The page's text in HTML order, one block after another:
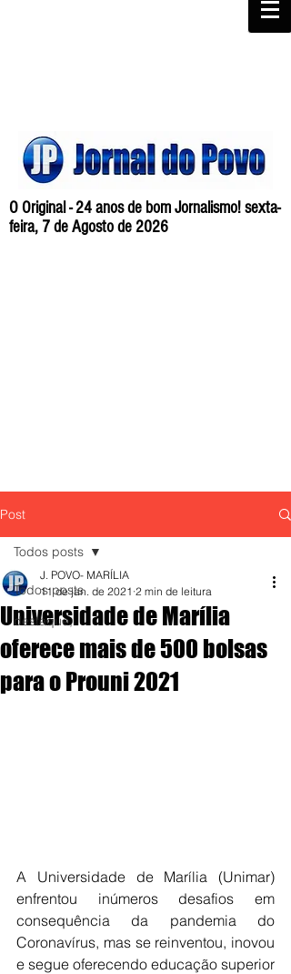
O Original - 24 anos de bom Jornalismo! sexta-
feira, 7 de Agosto de 2026
Post
Todos posts
destaque,
Todos posts
Universidade de Marília
oferece mais de 500 bolsas
para o Prouni 2021
J. POVO- MARÍLIA
11 de jan. de 2021 2 min de leitura
A Universidade de Marília (Unimar)
enfrentou inúmeros desafios em
consequência da pandemia do
Coronavírus, mas se reinventou, inovou
e segue oferecendo educação superior